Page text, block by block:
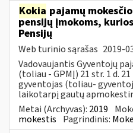
Kokia pajamų
pensijų įmokoms,
Pensijų
Web turinio sąrašas 2019-
Vadovaujantis Gyventojų
(toliau - GPMĮ) 21 str. 1 d.
gyventojas (toliau-
laikotarpį gautų
Metai (Archyvas): 2019
mokestis Pagrindinis: